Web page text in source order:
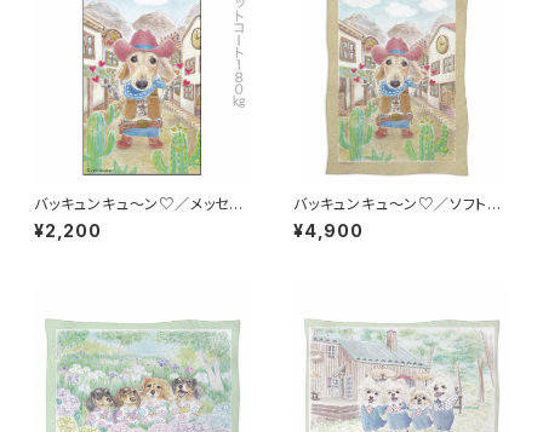
バッキュンキュ～ン♡／メッセー
ジカード
¥2,200
バッキュンキュ～ン♡／ソフトブ
ランケット
¥4,900